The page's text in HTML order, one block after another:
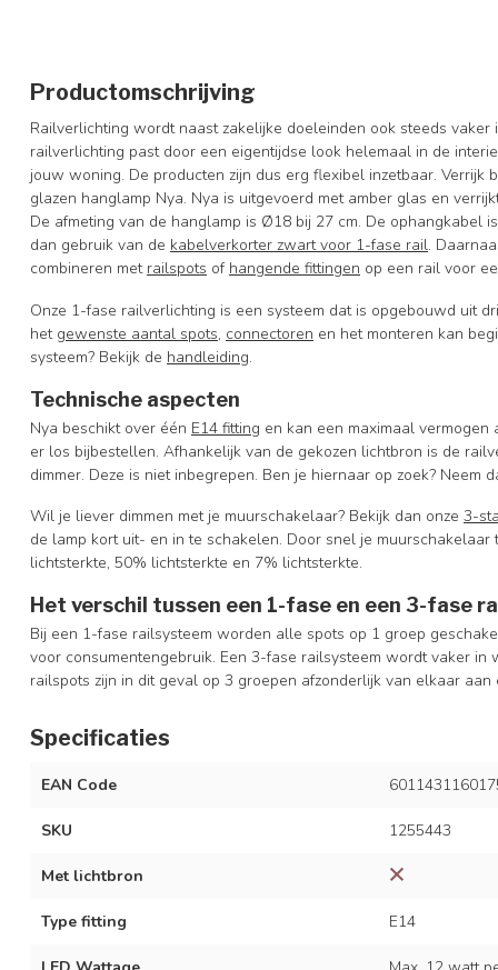
Productomschrijving
Railverlichting wordt naast zakelijke doeleinden ook steeds vaker
railverlichting past door een eigentijdse look helemaal in de
jouw woning. De producten zijn dus erg flexibel inzetbaar. Verrijk
glazen hanglamp Nya. Nya is uitgevoerd met amber glas en
De afmeting van de hanglamp is Ø18 bij 27 cm. De ophangkabel
dan gebruik van de kabelverkorter zwart voor 1-fase rail.
combineren met railspots of hangende fittingen op een rail voor
Onze 1-fase railverlichting is een systeem dat is opgebouwd uit
het gewenste aantal spots, connectoren en het monteren kan
systeem? Bekijk de handleiding.
Technische aspecten
Nya beschikt over één E14 fitting en kan een maximaal
er los bijbestellen. Afhankelijk van de gekozen lichtbron is de
dimmer. Deze is niet inbegrepen. Ben je hiernaar op zoek? Neem
Wil je liever dimmen met je muurschakelaar? Bekijk dan onze 3-
de lamp kort uit- en in te schakelen. Door snel je
lichtsterkte, 50% lichtsterkte en 7% lichtsterkte.
Het verschil tussen een 1-fase en een 3-fase
Bij een 1-fase railsysteem worden alle spots op 1 groep
voor consumentengebruik. Een 3-fase railsysteem wordt vaker
railspots zijn in dit geval op 3 groepen afzonderlijk van elkaar aan
Specificaties
EAN Code
SKU 1255443
Met lichtbron
Type fitting E14